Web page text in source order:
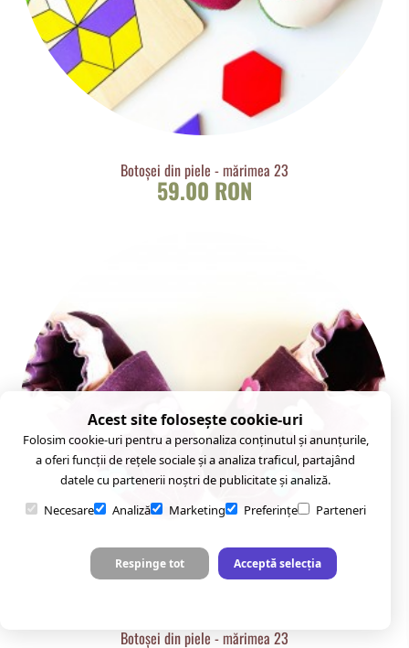
Botoșei din piele - mărimea 23
59.00 RON
Botoșei din piele - mărimea 23
Acest site folosește cookie-uri
Folosim cookie-uri pentru a personaliza conținutul și anunțurile,
a oferi funcții de rețele sociale și a analiza traficul, partajând
datele cu partenerii noștri de publicitate și analiză.
Necesare
Analiză Marketing Preferințe Parteneri
Respinge tot Acceptă selecția